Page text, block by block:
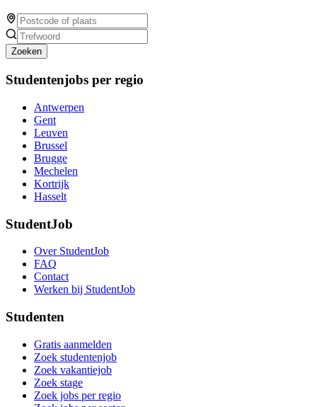
Zoeken
Studentenjobs per regio
Antwerpen
Gent
Leuven
Brussel
Brugge
Mechelen
Kortrijk
Hasselt
StudentJob
Over StudentJob
FAQ
Contact
Werken bij StudentJob
Studenten
Gratis aanmelden
Zoek studentenjob
Zoek vakantiejob
Zoek stage
Zoek jobs per regio